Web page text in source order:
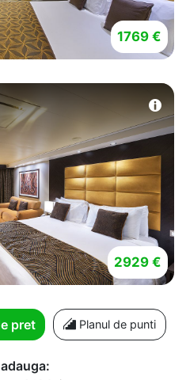
1769 €
2929 €
pret Planul de punti